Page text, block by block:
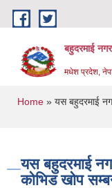
Skip to main content
बहुदरमाई
मधेश प्रदेश,
You are
Home» यस बहुदरमाई
यस बहुदरमाई
कोभिड खोप